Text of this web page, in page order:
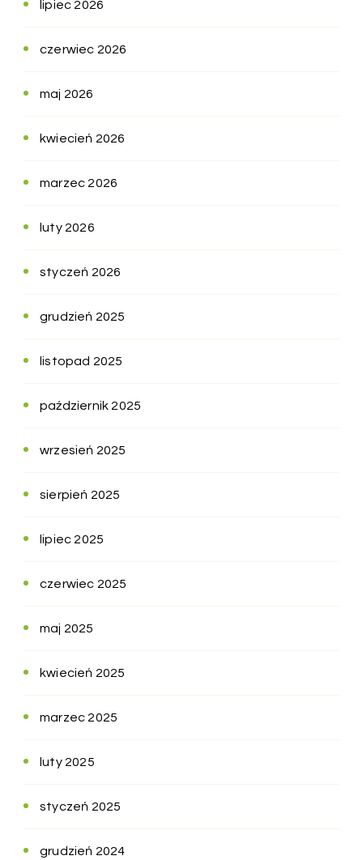
lipiec 2026
czerwiec 2026
maj 2026
kwiecień 2026
marzec 2026
luty 2026
styczeń 2026
grudzień 2025
listopad 2025
październik 2025
wrzesień 2025
sierpień 2025
lipiec 2025
czerwiec 2025
maj 2025
kwiecień 2025
marzec 2025
luty 2025
styczeń 2025
grudzień 2024